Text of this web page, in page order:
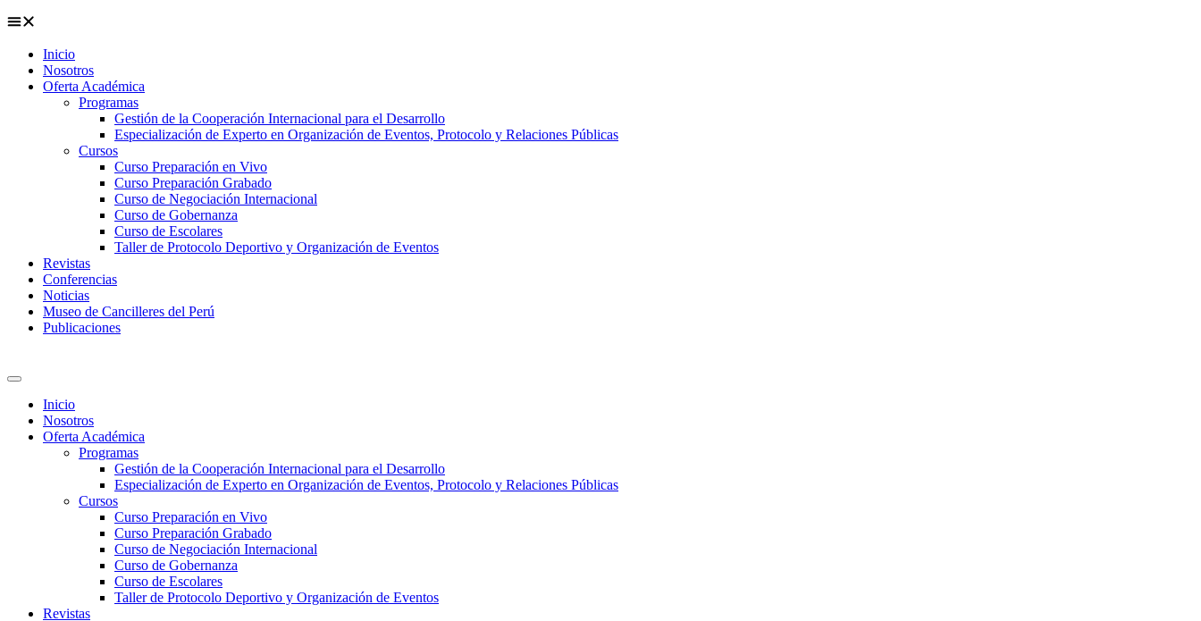
Inicio
Nosotros
Oferta Académica
Programas
Gestión de la Cooperación Internacional para el Desarrollo
Especialización de Experto en Organización de Eventos, Protocolo y Relaciones Públicas
Cursos
Curso Preparación en Vivo
Curso Preparación Grabado
Curso de Negociación Internacional
Curso de Gobernanza
Curso de Escolares
Taller de Protocolo Deportivo y Organización de Eventos
Revistas
Conferencias
Noticias
Museo de Cancilleres del Perú
Publicaciones
Inicio
Nosotros
Oferta Académica
Programas
Gestión de la Cooperación Internacional para el Desarrollo
Especialización de Experto en Organización de Eventos, Protocolo y Relaciones Públicas
Cursos
Curso Preparación en Vivo
Curso Preparación Grabado
Curso de Negociación Internacional
Curso de Gobernanza
Curso de Escolares
Taller de Protocolo Deportivo y Organización de Eventos
Revistas